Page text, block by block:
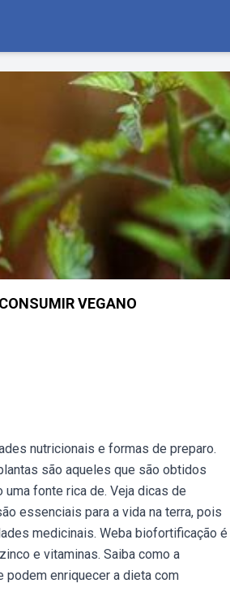
VEGANO
nutricionais e formas de preparo.
são aqueles que são obtidos
fonte rica de. Veja dicas de
essenciais para a vida na terra, pois
medicinais. Weba biofortificação é
e vitaminas. Saiba como a
podem enriquecer a dieta com